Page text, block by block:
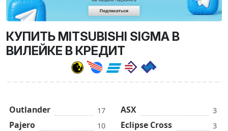
КУПИТЬ MITSUBISHI SIGMA В
ВИЛЕЙКЕ В КРЕДИТ
Outlander 17
Pajero 10
ASX 3
Eclipse Cross 3